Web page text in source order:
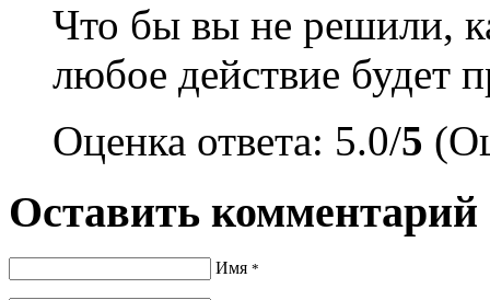
Что бы вы не решили,
любое действие будет
Оценка ответа: 5.0/5
Оставить комментарий
Имя *